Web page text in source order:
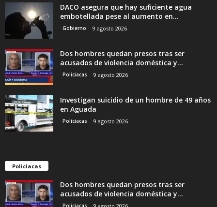
DACO asegura que hay suficiente agua
embotellada pese al aumento en...
Gobierno 9 agosto 2026
Dos hombres quedan presos tras ser
acusados de violencia doméstica y...
Policiacas 9 agosto 2026
Investigan suicidio de un hombre de 49 años
en Aguada
Policiacas 9 agosto 2026
Policiacas
Dos hombres quedan presos tras ser
acusados de violencia doméstica y...
Policiacas